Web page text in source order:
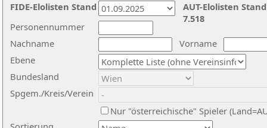
Nachname
Vorname
Ebene
Personennummer
Bundesland
Spgem./Kreis/Verein
Nur "österreichische" Spieler
AUT-Elolisten
7.518
FIDE-Elolisten Stand